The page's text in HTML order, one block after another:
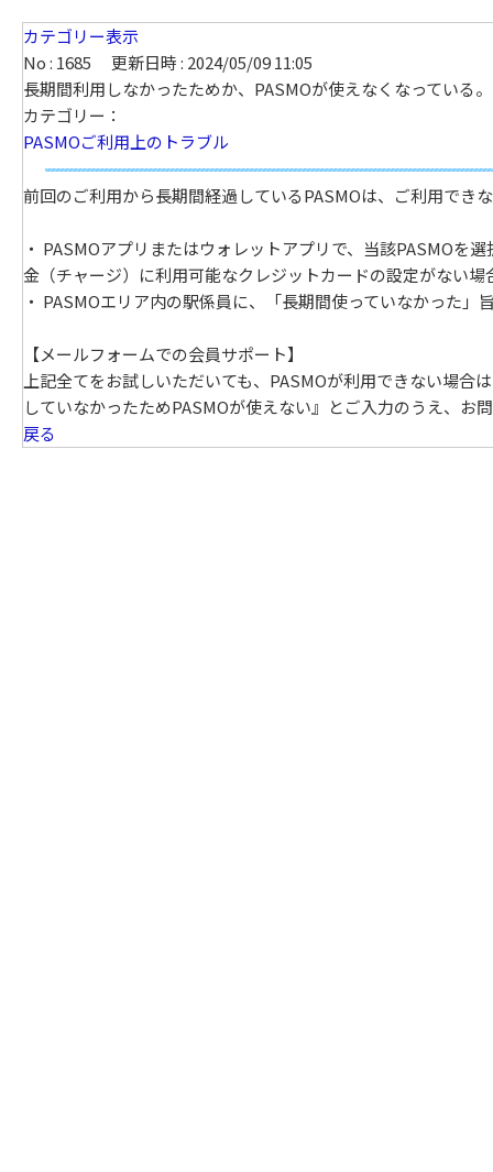
カテゴリー表示
No : 1685
更新日時 : 2024/05/09 11:05
長期間利用しなかったためか、PASMOが使えなくなっている。
カテゴリー：
PASMOご利用上のトラブル
前回のご利用から長期間経過しているPASMOは、ご利用でき
・ PASMOアプリまたはウォレットアプリで、当該PASMOを
金（チャージ）に利用可能なクレジットカードの設定がない
・ PASMOエリア内の駅係員に、「長期間使っていなかった」
【メールフォームでの会員サポート】
上記全てをお試しいただいても、PASMOが利用できない場合
していなかったためPASMOが使えない』とご入力のうえ、お
戻る